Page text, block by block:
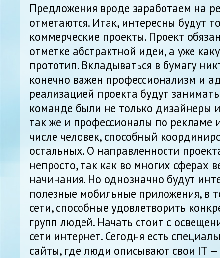
Предложения вроде заработаем на
отметаются. Итак, интересны будут
коммерческие проекты. Проект
отметке абстрактной идеи, а уже
прототип. Вкладываться в бумагу
конечно важен профессионализм и
реализацией проекта будут
команде были не только дизайнеры
так же и профессионалы по рекламе
числе человек, способный
остальных. О направленности
непросто, так как во многих сферах
начинания. Но однозначно будут
полезные мобильные приложения, в
сети, способные удовлетворить
групп людей. Начать стоит с
сети интернет. Сегодня есть
сайты, где люди описывают свои IT